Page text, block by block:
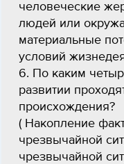
человеческие
людей или
материальные
условий
6. По каким
развитии
происхождения?
( Накопление
чрезвычайной
чрезвычайной